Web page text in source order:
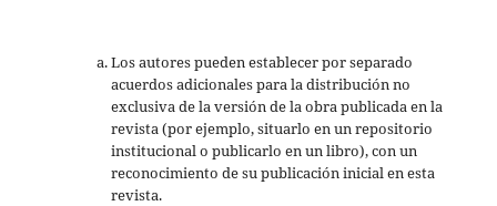
Los autores pueden establecer por separado
acuerdos adicionales para la distribución no
exclusiva de la versión de la obra publicada en la
revista (por ejemplo, situarlo en un repositorio
institucional o publicarlo en un libro), con un
reconocimiento de su publicación inicial en esta
revista.